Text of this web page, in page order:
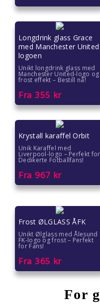
Longdrink glass Grace
med Manchester United
logoen
Unikt longdrink glass med
Manchester United-logo og
frost effekt – Bestill nå!
Fra 355 kr
Krystall karaffel Orbit
Unik Karaffel med
Liverpool-logo – Perfekt for
Dedikerte Fotballfans!
Fra 967 kr
Frost ØLGLASS ÅFK
Unikt Ølglass med Ålesund
FK-logo og frost – Perfekt
for Fans!
Fra 365 kr
For